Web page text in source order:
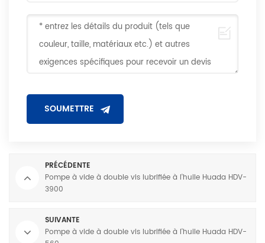
PRÉCÉDENTE
Pompe à vide à double vis lubrifiée à l'huile Huada HDV-
3900
SUIVANTE
Pompe à vide à double vis lubrifiée à l'huile Huada HDV-